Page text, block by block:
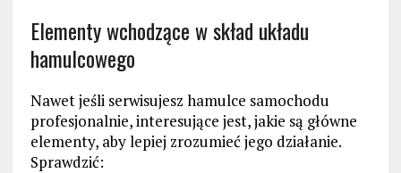
Elementy wchodzące w skład układu
hamulcowego
Nawet jeśli serwisujesz hamulce samochodu
profesjonalnie, interesujące jest, jakie są główne
elementy, aby lepiej zrozumieć jego działanie.
Sprawdzić: